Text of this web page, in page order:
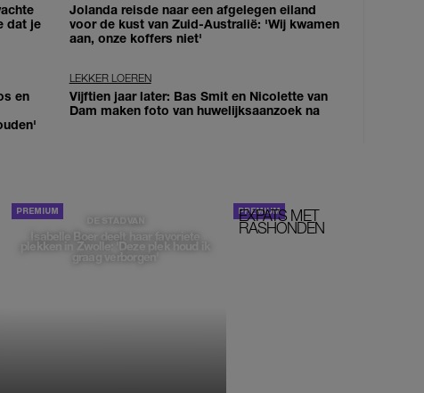
dat je
Jolanda reisde naar een afgelegen eiland
voor de kust van Zuid-Australië: 'Wij kwamen
aan, onze koffers niet'
en
LEKKER LOEREN
Vijftien jaar later: Bas Smit en Nicolette van
Dam maken foto van huwelijksaanzoek na
DE STAD VAN
Isabelle Boer deelt haar favoriete
plekken in Zwolle: 'Deze plek houd ik
graag verborgen'
EXPATS MET
RASHONDEN